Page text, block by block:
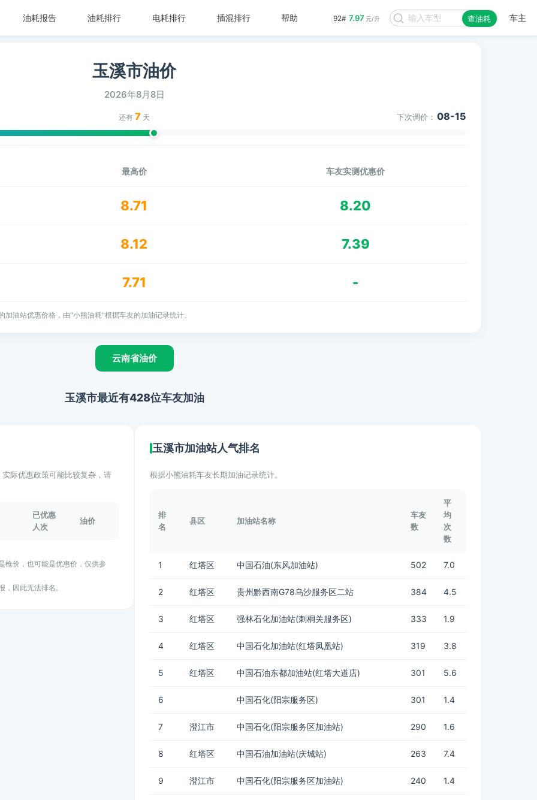
92# 7.97 元/升 查油耗 车主
油耗报告 油耗排行 电耗排行 插混排行 帮助
玉溪市油价
2026年8月8日
还有 7 天 下次调价： 08-15
最高价 车友实测优惠价
8.71 8.20
8.12 7.39
7.71 -
油站优惠价格，由"小熊油耗"根据车友的加油记录统计。
云南省油价
玉溪市最近有428位车友加油
际优惠政策可能比较复杂，请
已优惠
人次
油价
枪价，也可能是优惠价，仅供参
因此无法排名。
玉溪市加油站人气排名
根据小熊油耗车友长期加油记录统计。
排
名
县区 加油站名称
车友
数
平
均
次
数
1 红塔区 中国石油(东风加油站) 502 7.0
2 红塔区 贵州黔西南G78乌沙服务区二站 384 4.5
3 红塔区 强林石化加油站(刺桐关服务区) 333 1.9
4 红塔区 中国石化加油站(红塔凤凰站) 319 3.8
5 红塔区 中国石油东都加油站(红塔大道店) 301 5.6
6 中国石化(阳宗服务区) 301 1.4
7 澄江市 中国石化(阳宗服务区加油站) 290 1.6
8 红塔区 中国石油加油站(庆城站) 263 7.4
9 澄江市 中国石化(阳宗服务区加油站) 240 1.4